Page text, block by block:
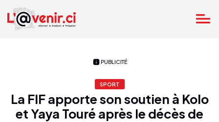
PUBLICITÉ
SPORT
La FIF apporte son soutien à Kolo
et Yaya Touré après le décès de